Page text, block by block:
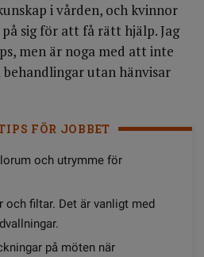
i vården, och kvinnor
sig för att få rätt hjälp. Jag
men är noga med att inte
utan hänvisar
FÖR JOBBET
och utrymme för
filtar. Det är vanligt med
på möten när